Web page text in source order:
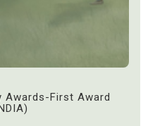
Awards-First Award